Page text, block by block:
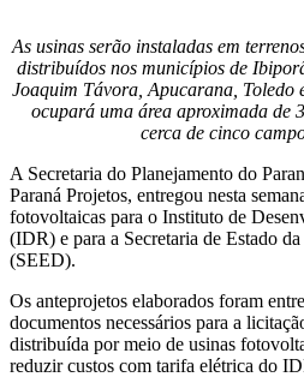
As usinas serão instaladas em
distribuídos nos municípios de
Joaquim Távora, Apucarana, Toledo
ocupará uma área aproximada de
cerca de cinco
A Secretaria do Planejamento do
Paraná Projetos, entregou nesta
fotovoltaicas para o Instituto de
(IDR) e para a Secretaria de Estado
(SEED).
Os anteprojetos elaborados foram
documentos necessários para a
distribuída por meio de usinas
reduzir custos com tarifa elétrica do